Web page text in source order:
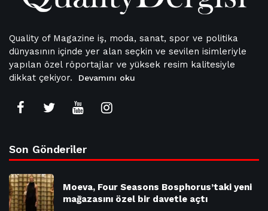
Quality of Magazine iş, moda, sanat, spor ve politika
dünyasının içinde yer alan seçkin ve sevilen isimleriyle
yapılan özel röportajlar ve yüksek resim kalitesiyle
dikkat çekiyor.
Devamını oku
Son Gönderiler
Moeva, Four Seasons Bosphorus’taki yeni
mağazasını özel bir davetle açtı